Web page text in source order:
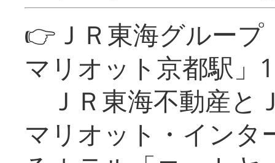
👉ＪＲ東海グルー
マリオット京都駅」
ＪＲ東海不動産と
マリオット・インタ